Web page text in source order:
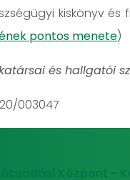
kiskönyv
pontos menete)
és hallgatói
003047